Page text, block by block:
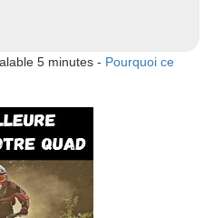
5 minutes - Pourquoi ce